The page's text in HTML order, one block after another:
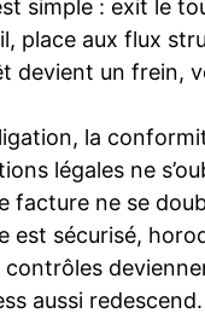
simple : exit le
place aux flux
devient un frein,
la
légales ne
facture ne se
est sécurisé,
contrôles
aussi redescend.